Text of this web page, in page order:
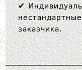
✔
заказчика.